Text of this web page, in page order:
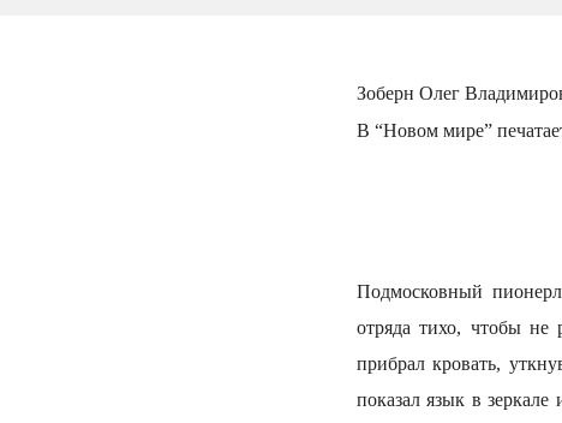
Зоберн Олег
В “Новом мире”
Подмосковный
отряда тихо, чтобы не
прибрал кровать,
показал язык в